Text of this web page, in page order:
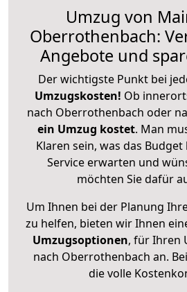
Umzug von
Oberrothenbach:
Angebote und
Der wichtigste Punkt bei
Umzugskosten! Ob
nach Oberrothenbach oder
ein Umzug kostet. Man
Klaren sein, was das
Service erwarten und
möchten Sie dafür
Um Ihnen bei der Planung
zu helfen, bieten wir Ihnen
Umzugsoptionen, für Ihren
nach Oberrothenbach an.
die volle